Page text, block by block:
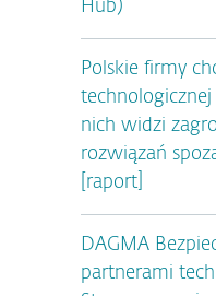
Hub)
Polskie firmy
nich widzi
rozwiązań
[raport]
DAGMA
partnerami